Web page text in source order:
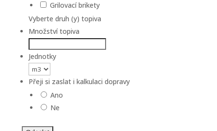
Grilovací brikety
Vyberte druh (y) topiva
Množství topiva
Jednotky
Přeji si zaslat i kalkulaci dopravy
Ano
Ne